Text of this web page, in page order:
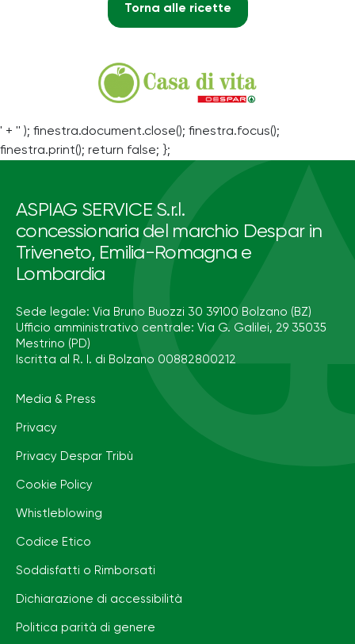
Torna alle ricette
' + '' ); finestra.document.close(); finestra.focus();
finestra.print(); return false; };
ASPIAG SERVICE S.r.l.
concessionaria del marchio Despar in
Triveneto, Emilia-Romagna e
Lombardia
Sede legale: Via Bruno Buozzi 30 39100 Bolzano (BZ)
Ufficio amministrativo centrale: Via G. Galilei, 29 35035
Mestrino (PD)
Iscritta al R. I. di Bolzano 00882800212
Media & Press
Privacy
Privacy Despar Tribù
Cookie Policy
Whistleblowing
Codice Etico
Soddisfatti o Rimborsati
Dichiarazione di accessibilità
Politica parità di genere